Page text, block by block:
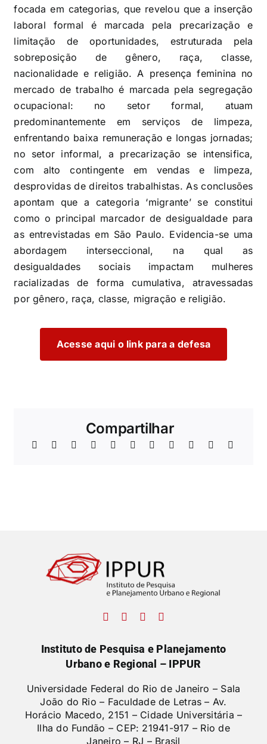
focada em categorias, que revelou que a inserção
laboral formal é marcada pela precarização e
limitação de oportunidades, estruturada pela
sobreposição de gênero, raça, classe,
nacionalidade e religião. A presença feminina no
mercado de trabalho é marcada pela segregação
ocupacional: no setor formal, atuam
predominantemente em serviços de limpeza,
enfrentando baixa remuneração e longas jornadas;
no setor informal, a precarização se intensifica,
com alto contingente em vendas e limpeza,
desprovidas de direitos trabalhistas. As conclusões
apontam que a categoria ‘migrante’ se constitui
como o principal marcador de desigualdade para
as entrevistadas em São Paulo. Evidencia-se uma
abordagem interseccional, na qual as
desigualdades sociais impactam mulheres
racializadas de forma cumulativa, atravessadas
por gênero, raça, classe, migração e religião.
Acesse aqui o link para a defesa
Compartilhar
Instituto de Pesquisa e Planejamento
Urbano e Regional – IPPUR
Universidade Federal do Rio de Janeiro – Sala
João do Rio – Faculdade de Letras – Av.
Horácio Macedo, 2151 – Cidade Universitária –
Ilha do Fundão – CEP: 21941-917 – Rio de
Janeiro – RJ – Brasil